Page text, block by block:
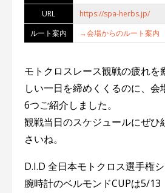
URL
https://spa-herbs.jp/
ルート案内
→会場からのルート案内
モトクロスレース観戦の疲れを
しい一日を締めくくるのに、会
6つご紹介しました。
観戦当日のスケジュールにぜひ
さいね。
D.I.D 全日本モトクロス選手権
腕時計のベルモンドCUPは5/